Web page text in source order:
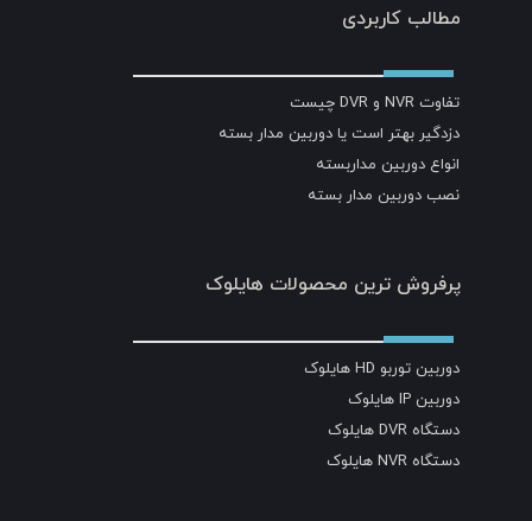
مطالب کاربردی
تفاوت NVR و DVR چیست
دزدگیر بهتر است یا دوربین مدار بسته
انواع دوربین مداربسته
نصب دوربین مدار بسته
پرفروش ترین محصولات هایلوک
دوربین توربو HD هایلوک
دوربین IP هایلوک
دستگاه DVR هایلوک
دستگاه NVR هایلوک